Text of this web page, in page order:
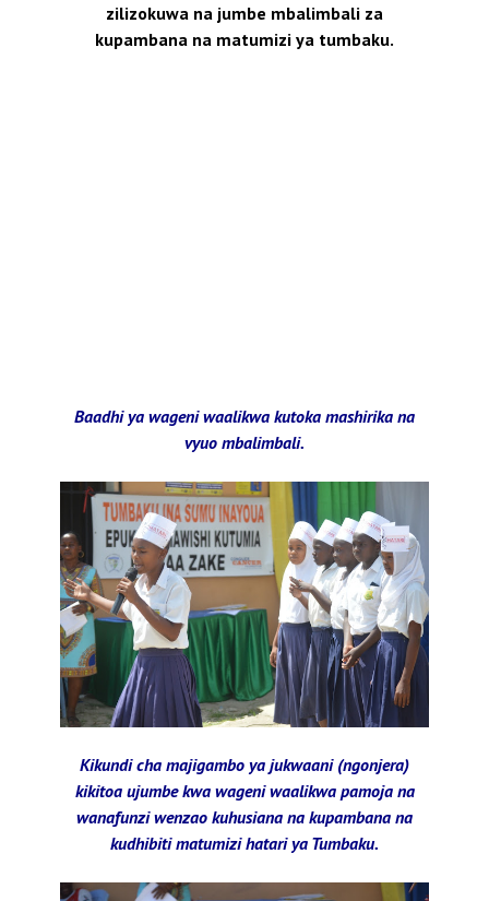
zilizokuwa na jumbe mbalimbali za
kupambana na matumizi ya tumbaku.
Baadhi ya wageni waalikwa kutoka mashirika na
vyuo mbalimbali.
Kikundi cha majigambo ya jukwaani (ngonjera)
kikitoa ujumbe kwa wageni waalikwa pamoja na
wanafunzi wenzao kuhusiana na kupambana na
kudhibiti matumizi hatari ya Tumbaku.